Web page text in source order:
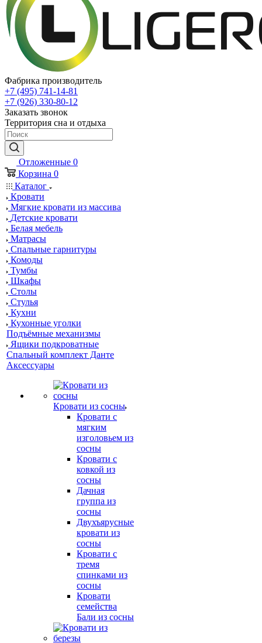
Фабрика производитель
+7 (495) 741-14-81
+7 (926) 330-80-12
Заказать звонок
Территория сна и отдыха
Отложенные 0
Корзина 0
Каталог
Кровати
Мягкие кровати из массива
Детские кровати
Белая мебель
Матрасы
Спальные гарнитуры
Комоды
Тумбы
Шкафы
Столы
Стулья
Кухни
Кухонные уголки
Подъёмные механизмы
Ящики подкроватные
Спальный комплект Данте
Аксессуары
Кровати из сосны
Кровати с
мягким
изголовьем из
сосны
Кровати с
ковкой из
сосны
Дачная
группа из
сосны
Двухъярусные
кровати из
сосны
Кровати с
тремя
спинками из
сосны
Кровати
семейства
Бали из сосны